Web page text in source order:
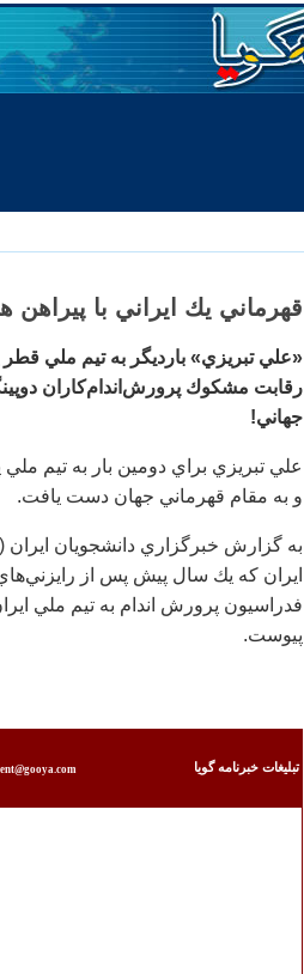
قهرماني يك ايراني با پيراهن
«علي تبريزي» بارديگر به تيم ملي
رقابت مشكوك پرورش‌اندام‌كاران
جهاني!
علي تبريزي براي دومين بار به تيم
و به مقام قهرماني جهان دست يافت.
ايران كه يك سال پيش پس از
فدراسيون پرورش اندام به تيم ملي
پيوست.
تبليغات خبرنامه گويا